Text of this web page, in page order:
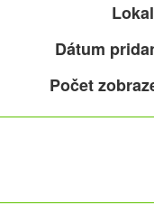
Dátum
Počet